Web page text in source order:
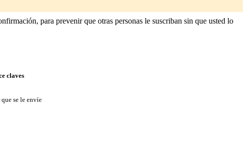
para prevenir que otras personas le suscriban sin que usted lo
claves
se le envíe